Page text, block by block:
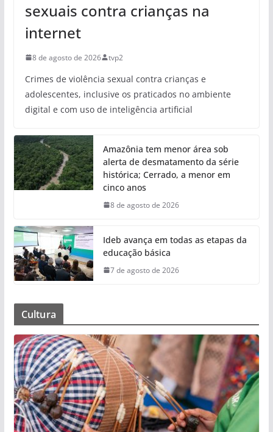
sexuais contra crianças na
internet
8 de agosto de 2026 tvp2
Crimes de violência sexual contra crianças e
adolescentes, inclusive os praticados no ambiente
digital e com uso de inteligência artificial
Amazônia tem menor área sob
alerta de desmatamento da série
histórica; Cerrado, a menor em
cinco anos
8 de agosto de 2026
Ideb avança em todas as etapas da
educação básica
7 de agosto de 2026
Cultura